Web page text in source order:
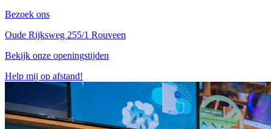
Bezoek ons
Oude Rijksweg 255/1 Rouveen
Bekijk onze openingstijden
Help mij op afstand!